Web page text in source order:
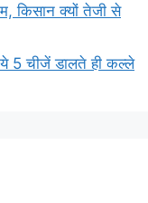
किसान क्यों तेजी से
5 चीजें डालते ही कल्ले